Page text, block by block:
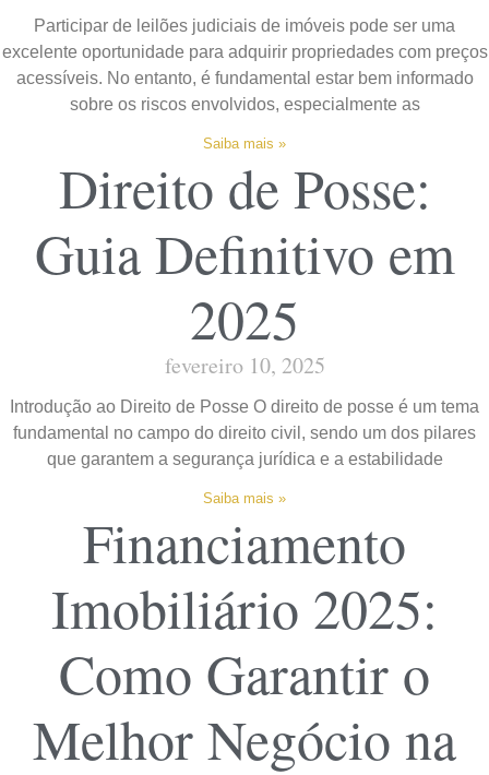
Participar de leilões judiciais de imóveis pode ser uma
excelente oportunidade para adquirir propriedades com preços
acessíveis. No entanto, é fundamental estar bem informado
sobre os riscos envolvidos, especialmente as
Saiba mais »
Direito de Posse:
Guia Definitivo em
2025
fevereiro 10, 2025
Introdução ao Direito de Posse O direito de posse é um tema
fundamental no campo do direito civil, sendo um dos pilares
que garantem a segurança jurídica e a estabilidade
Saiba mais »
Financiamento
Imobiliário 2025:
Como Garantir o
Melhor Negócio na